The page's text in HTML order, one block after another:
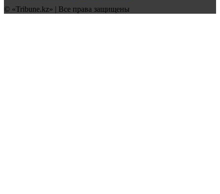
© «Tribune.kz» | Все права защищены